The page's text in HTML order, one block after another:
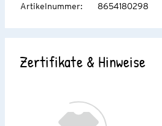
Artikelnummer: 8654180298
Zertifikate & Hinweise